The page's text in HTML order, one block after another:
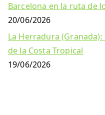
Barcelona en la ruta de
20/06/2026
La Herradura
de la Costa Tropical
19/06/2026